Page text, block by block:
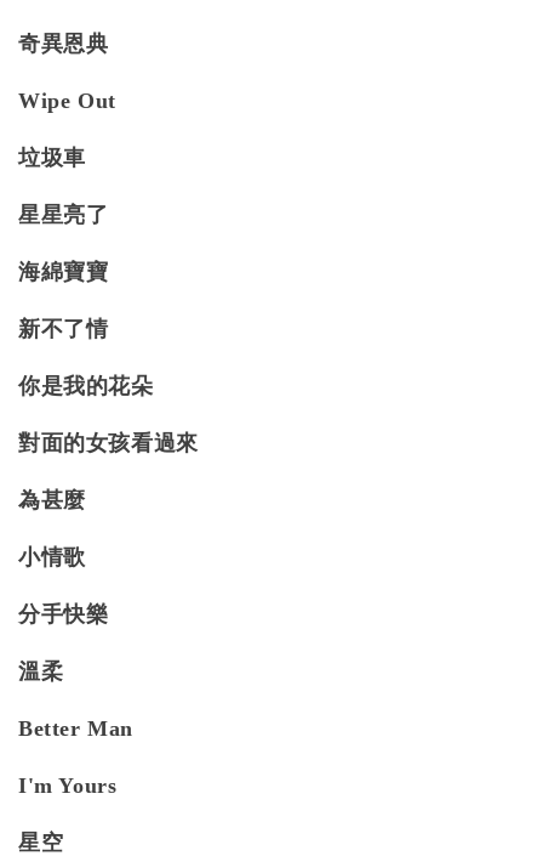
奇異恩典
Wipe Out
垃圾車
星星亮了
海綿寶寶
新不了情
你是我的花朵
對面的女孩看過來
為甚麼
小情歌
分手快樂
溫柔
Better Man
I'm Yours
星空